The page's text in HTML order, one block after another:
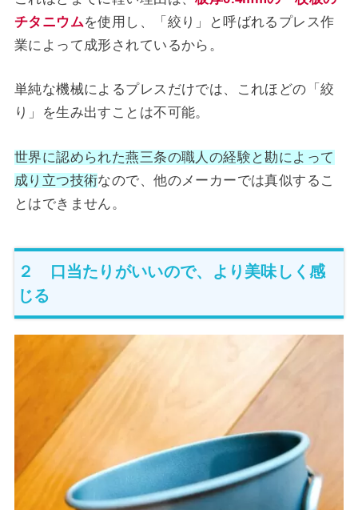
チタニウムを使用し、「絞り」と呼ばれるプレス作
業によって成形されているから。
単純な機械によるプレスだけでは、これほどの「絞
り」を生み出すことは不可能。
世界に認められた燕三条の職人の経験と勘によって
成り立つ技術なので、他のメーカーでは真似するこ
とはできません。
２ 口当たりがいいので、より美味しく感
じる